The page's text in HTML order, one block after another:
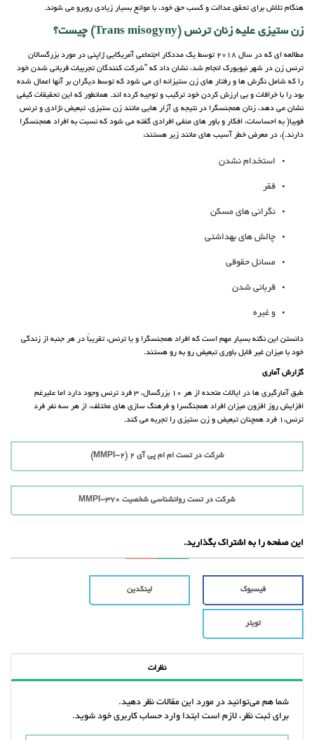
هنگام تلاش برای تحقق عدالت و کسب حق خود، با موانع بسیار زیادی روبرو می شوند.
زن ستیزی علیه زنان ترنس (Trans misogyny) چیست؟
مطالعه ای که در سال 2018 توسط یک مددکار اجتماعی آمریکایی ژاپنی در مورد بزرگسالان
ترنس زن در شهر نیویورک انجام شد، نشان داد که "شرکت کنندگان تجربیات قربانی شدن خود
را که شامل نگرش ها و رفتار های زن ستیزانه ای می شود که توسط دیگران بر آنها اعمال شده
بود را با خرافات و بی ارزش کردن خود ترکیب و توجیه کرده اند. همانطور که این تحقیقات کیفی
نشان می دهد، زنان همجنسگرا در نتیجه ی آزار هایی مانند زن ستیزی، تبعیض نژادی و ترنس
فوبیا( به احساسات، افکار و باور های منفی افرادی گفته می شود که نسبت به افراد همجنسگرا
دارند.)، در معرض خطر آسیب های مانند زیر هستند:
استخدام نشدن
فقر
نگرانی های مسکن
چالش های بهداشتی
مسائل حقوقی
قربانی شدن
و غیره
دانستن این نکته بسیار مهم است که افراد همجنسگرا و یا ترنس، تقریباً در هر جنبه از زندگی
خود با میزان غیر قابل باوری تبعیض رو به رو هستند.
گزارش آماری
طبق آمارگیری ها در ایالات متحده از هر 10 بزرگسال، 3 فرد ترنس وجود دارد اما علیرغم
افزایش روز افزون میزان افراد همجنگسرا و فرهنگ سازی های مختلف، از هر سه نفر فرد
ترنس،‌1 فرد همچنان تبعیض و زن ستیزی را تجربه می کند.
شرکت در تست ام ام پی آی 2 (MMPI-2)
شرکت در تست روانشناسی شخصیت MMPI-370
این صفحه را به اشتراک بگذارید.
فیسبوک لینکدین
تویتر
نظرات
شما هم می‌توانید در مورد این مقالات نظر دهید.
برای ثبت نظر، لازم است ابتدا وارد حساب کاربری خود شوید.